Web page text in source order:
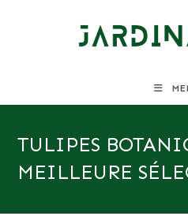
TULIPES
MEILLEURE